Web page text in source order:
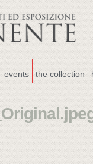
events the collection